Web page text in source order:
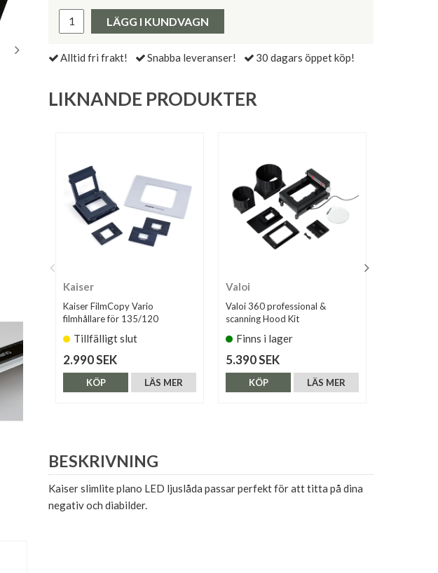
Pris:
LÄGG I KUNDVAGN
Alltid fri frakt! Snabba leveranser! 30 dagars öppet köp!
LIKNANDE PRODUKTER
Kaiser
Kaiser FilmCopy Vario
filmhållare för 135/120
Tillfälligt slut
2.990 SEK
LÄS MER
KÖP
Valoi
Valoi 360 professional &
scanning Hood Kit
Finns i lager
5.390 SEK
LÄS MER
KÖP
BESKRIVNING
Kaiser slimlite plano LED ljuslåda passar perfekt för att titta på dina
negativ och diabilder.